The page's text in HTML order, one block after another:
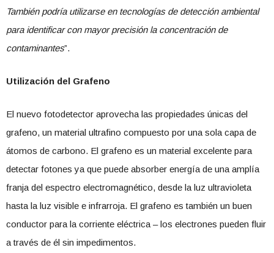
También podría utilizarse en tecnologías de detección ambiental
para identificar con mayor precisión la concentración de
contaminantes”.
Utilización del Grafeno
El nuevo fotodetector aprovecha las propiedades únicas del
grafeno, un material ultrafino compuesto por una sola capa de
átomos de carbono. El grafeno es un material excelente para
detectar fotones ya que puede absorber energía de una amplía
franja del espectro electromagnético, desde la luz ultravioleta
hasta la luz visible e infrarroja. El grafeno es también un buen
conductor para la corriente eléctrica – los electrones pueden fluir
a través de él sin impedimentos.